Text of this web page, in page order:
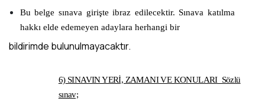
Bu belge sınava girişte ibraz edilecektir. Sınava katılma
hakkı elde edemeyen adaylara herhangi bir
bildirimde bulunulmayacaktır.
6)SINAVIN YERİ, ZAMANI VE KONULARI Sözlü
sınav;